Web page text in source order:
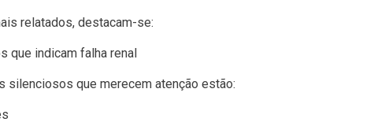
relatados, destacam-se:
que indicam falha renal
silenciosos que merecem atenção estão: